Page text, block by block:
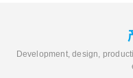
Development, design,